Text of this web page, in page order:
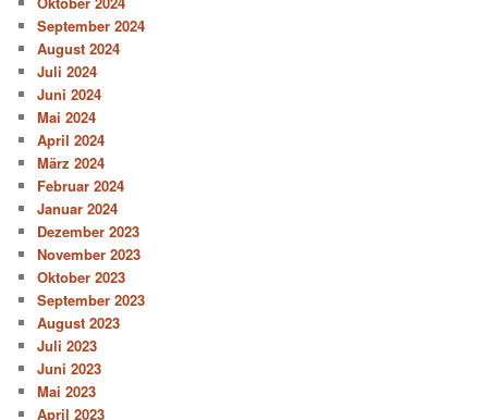
September 2024
August 2024
Juli 2024
Juni 2024
Mai 2024
April 2024
März 2024
Februar 2024
Januar 2024
Dezember 2023
November 2023
Oktober 2023
September 2023
August 2023
Juli 2023
Juni 2023
Mai 2023
April 2023